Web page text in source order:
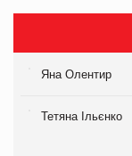
Яна Олентир
Тетяна Ільєнко